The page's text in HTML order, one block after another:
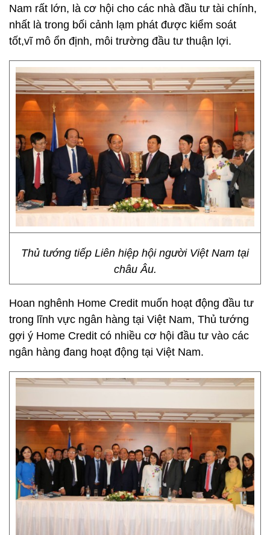
Nam rất lớn, là cơ hội cho các nhà đầu tư tài chính,
nhất là trong bối cảnh lạm phát được kiểm soát
tốt,vĩ mô ổn định, môi trường đầu tư thuận lợi.
Thủ tướng tiếp Liên hiệp hội người Việt Nam tại
châu Âu.
Hoan nghênh Home Credit muốn hoạt động đầu tư
trong lĩnh vực ngân hàng tại Việt Nam, Thủ tướng
gợi ý Home Credit có nhiều cơ hội đầu tư vào các
ngân hàng đang hoạt động tại Việt Nam.